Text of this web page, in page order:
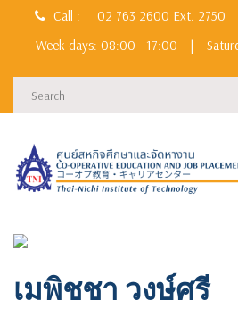
Call : 02 763 2600 Ext. 2750
Week days: 08:00 - 17:00
|
เมพิชชา วงษ์ศรี